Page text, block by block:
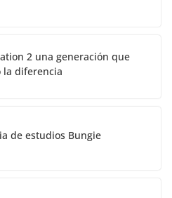
2 una generación que
la diferencia
de estudios Bungie